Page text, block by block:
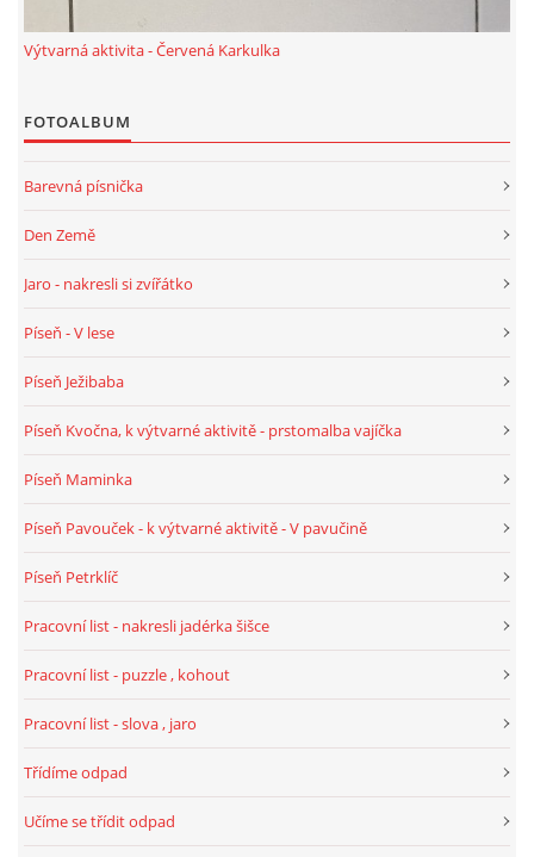
PÍSNĚ K TÉMATU JARO
POHYBOVÉ AKTIVITY NA TÉMA JARO
BÁSNĚ K TÉMATU LÉTO
PÍSNĚ K TÉMATU PODZIM
POHYBOVÉ AKTIVITY NA TÉMA PODZIM
Výtvarná aktivita - Červená Karkulka
FOTOALBUM
Barevná písnička
Den Země
Jaro - nakresli si zvířátko
Píseň - V lese
Píseň Ježibaba
Píseň Kvočna, k výtvarné aktivitě - prstomalba vajíčka
Píseň Maminka
Píseň Pavouček - k výtvarné aktivitě - V pavučině
Píseň Petrklíč
Pracovní list - nakresli jadérka šišce
Pracovní list - puzzle , kohout
Pracovní list - slova , jaro
Třídíme odpad
Učíme se třídit odpad